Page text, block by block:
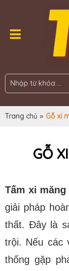
Trang chủ » Gỗ xi
GỖ
Tấm xi măng
giải pháp
thất. Đây là
trội. Nếu các
thống gặp